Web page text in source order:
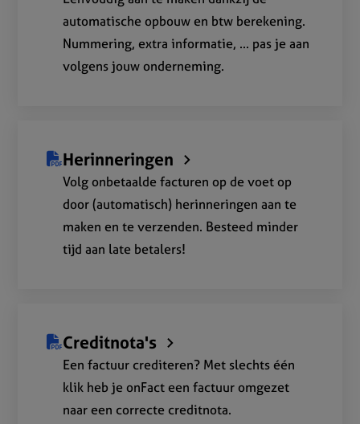
automatische opbouw en btw berekening.
Nummering, extra informatie, ... pas je aan
volgens jouw onderneming.
Herinneringen
Volg onbetaalde facturen op de voet op
door (automatisch) herinneringen aan te
maken en te verzenden. Besteed minder
tijd aan late betalers!
Creditnota's
Een factuur crediteren? Met slechts één
klik heb je onFact een factuur omgezet
naar een correcte creditnota.